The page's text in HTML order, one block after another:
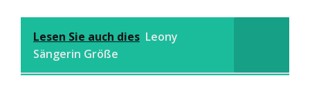
Lesen Sie auch dies Leony
Sängerin Größe